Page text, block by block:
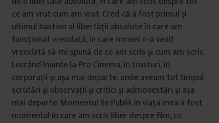
ce am vrut cum am vrut. Cred că a fost primul și
ultimul bastion al libertății absolute în care am
funcționat vreodată, în care nimeni n-a venit
vreodată să-mi spună de ce am scris și cum am scris.
Lucrând înainte la Pro Cinema, în trusturi, în
corporații și așa mai departe, unde aveam tot timpul
scrutări și observații și critici și admonestări și așa
mai departe. Momentul Re:Publik în viața mea a fost
momentul în care am scris liber despre film, cu